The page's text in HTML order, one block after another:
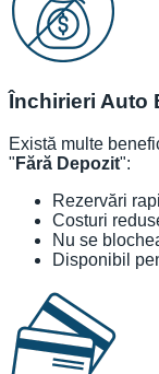
Închirieri Auto
Există multe
" Fără Depozit":
Rezervări
Costuri
Nu se
Disponibil